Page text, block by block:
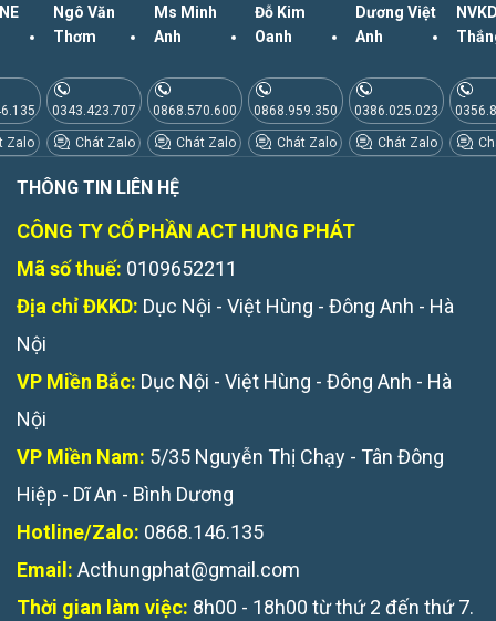
Zalo
Ngô Văn
Thơm
0343.423.707
Chát Zalo
Ms Minh
Anh
0868.570.600
Chát Zalo
Đỗ Kim
Oanh
0868.959.350
Chát Zalo
Dương Việt
Anh
0386.025.023
Chát Zalo
THÔNG TIN LIÊN HỆ
CÔNG TY CỔ PHẦN ACT HƯNG PHÁT
Mã số thuế: 0109652211
Địa chỉ ĐKKD: Dục Nội - Việt Hùng - Đông Anh - Hà
Nội
VP Miền Bắc: Dục Nội - Việt Hùng - Đông Anh - Hà
Nội
VP Miền Nam: 5/35 Nguyễn Thị Chạy - Tân Đông
Hiệp - Dĩ An - Bình Dương
Hotline/Zalo: 0868.146.135
Email: Acthungphat@gmail.com
Thời gian làm việc: 8h00 - 18h00 từ thứ 2 đến thứ 7.